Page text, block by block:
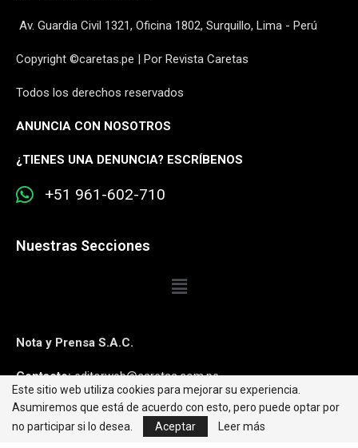
Av. Guardia Civil 1321, Oficina 1802, Surquillo, Lima - Perú
Copyright ©caretas.pe | Por Revista Caretas
Todos los derechos reservados
ANUNCIA CON NOSOTROS
¿TIENES UNA DENUNCIA? ESCRÍBENOS
+51 961-602-710
Nuestras Secciones
Nota y Prensa S.A.C.
Contacto:editorweb@caretas.com.pe
Síguenos:
Este sitio web utiliza cookies para mejorar su experiencia.
Asumiremos que está de acuerdo con esto, pero puede optar por
no participar si lo desea.
Aceptar Leer más